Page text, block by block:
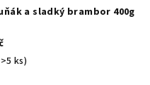
a sladký brambor 400g
ks)